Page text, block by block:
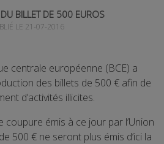
BILLET DE 500 EUROS
LE 21-07-2016
centrale européenne (BCE) a
des billets de 500 € afin de
d’activités illicites.
coupure émis à ce jour par l’Union
500 € ne seront plus émis d’ici la